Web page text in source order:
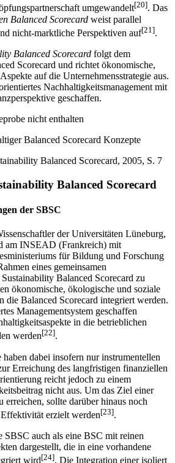
umgewandelt[20]. Das
Balanced Scorecard weist parallel
nicht-marktliche Perspektiven auf[21].
Balanced Scorecard folgt dem
Scorecard und richtet ökonomische,
auf die Unternehmensstrategie aus.
Nachhaltigkeitsmanagement mit
geschaffen.
nicht enthalten
Balanced Scorecard Konzepte
Balanced Scorecard, 2005, S. 7
Balanced Scorecard
der SBSC
der Universitäten Lüneburg,
am INSEAD (Frankreich) mit
für Bildung und Forschung
eines gemeinsamen
Balanced Scorecard zu
ökonomische, ökologische und soziale
die Balanced Scorecard integriert werden.
Managementsystem geschaffen
in die betrieblichen
werden[22].
dabei insofern nur instrumentellen
Erreichung des langfristigen finanziellen
reicht jedoch zu einem
nicht aus. Um das Ziel einer
erreichen, sollte darüber hinaus noch
erzielt werden[23].
auch als eine BSC mit reinen
dargestellt, die in eine vorhandene
wird[24]. Die Integration einer isoliert